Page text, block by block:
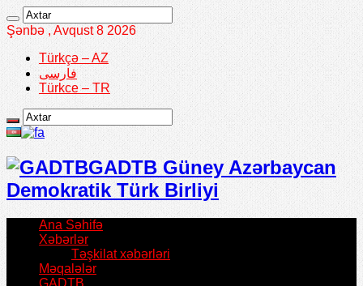
Şənbə , Avqust 8 2026
Türkçə – AZ
فارسی
Türkce – TR
GADTB Güney Azərbaycan
Demokratik Türk Birliyi
Ana Səhifə
Xəbərlər
Təşkilat xəbərləri
Məqalələr
GADTB